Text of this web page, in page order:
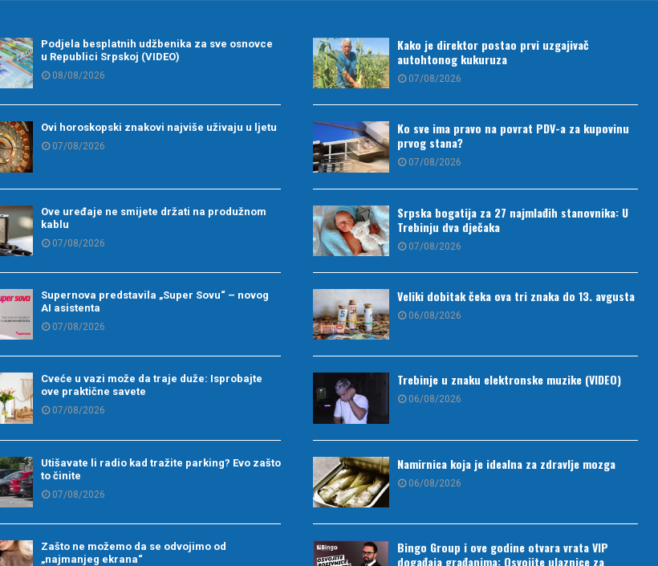
Podjela besplatnih udžbenika za sve osnovce
u Republici Srpskoj (VIDEO)
08/08/2026
Ovi horoskopski znakovi najviše uživaju u ljetu
07/08/2026
Ove uređaje ne smijete držati na produžnom
kablu
07/08/2026
Supernova predstavila „Super Sovu“ – novog
AI asistenta
07/08/2026
Cveće u vazi može da traje duže: Isprobajte
ove praktične savete
07/08/2026
Utišavate li radio kad tražite parking? Evo zašto
to činite
07/08/2026
Zašto ne možemo da se odvojimo od
„najmanjeg ekrana“
Kako je direktor postao prvi uzgajivač
autohtonog kukuruza
07/08/2026
Ko sve ima pravo na povrat PDV-a za kupovinu
prvog stana?
07/08/2026
Srpska bogatija za 27 najmlađih stanovnika: U
Trebinju dva dječaka
07/08/2026
Veliki dobitak čeka ova tri znaka do 13. avgusta
06/08/2026
Trebinje u znaku elektronske muzike (VIDEO)
06/08/2026
Namirnica koja je idealna za zdravlje mozga
06/08/2026
Bingo Group i ove godine otvara vrata VIP
događaja građanima: Osvojite ulaznice za